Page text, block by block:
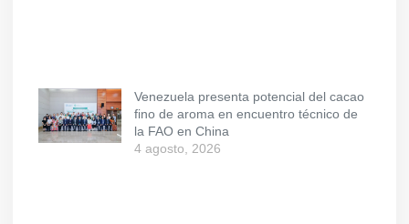
Venezuela presenta potencial del cacao
fino de aroma en encuentro técnico de
la FAO en China
4 agosto, 2026